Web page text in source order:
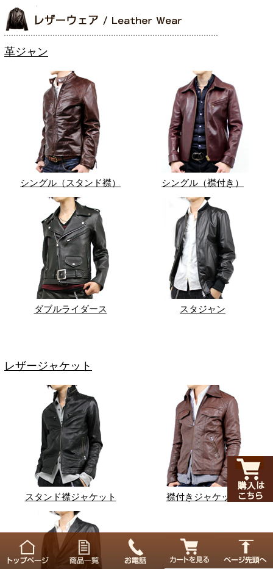
革ジャン
シングル（スタンド襟） シングル（襟付き）
ダブルライダース スタジャン
レザージャケット
スタンド襟ジャケット 襟付きジャケット